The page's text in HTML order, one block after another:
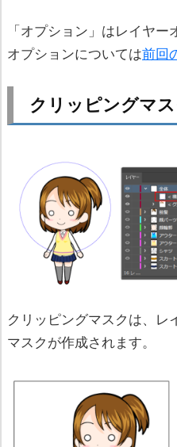
「オプション」はレイヤー
オプションについては前回
クリッピングマ
クリッピングマスクは、レ
マスクが作成されます。